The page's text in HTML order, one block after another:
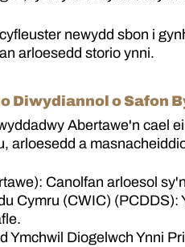
newydd sbon i
arloesedd storio ynni.
Diwydiannol o Safon
Abertawe'n cael
arloesedd a
Canolfan arloesol
Cymru (CWIC)
Ymchwil Diogelwch Ynni